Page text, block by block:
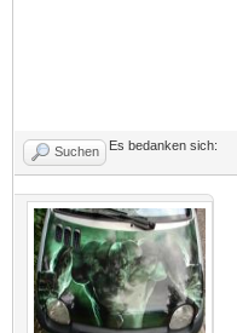
Suchen Es bedanken sich: